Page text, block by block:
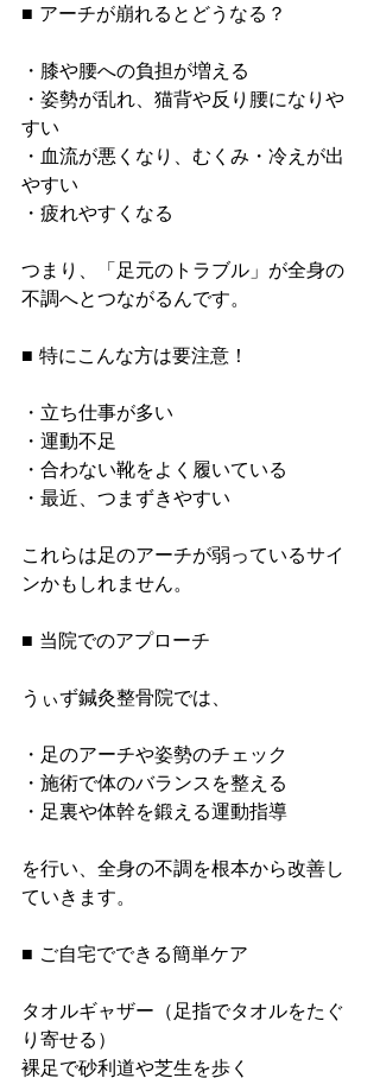
■ アーチが崩れるとどうなる？
・膝や腰への負担が増える
・姿勢が乱れ、猫背や反り腰になりや
すい
・血流が悪くなり、むくみ・冷えが出
やすい
・疲れやすくなる
つまり、「足元のトラブル」が全身の
不調へとつながるんです。
■ 特にこんな方は要注意！
・立ち仕事が多い
・運動不足
・合わない靴をよく履いている
・最近、つまずきやすい
これらは足のアーチが弱っているサイ
ンかもしれません。
■ 当院でのアプローチ
うぃず鍼灸整骨院では、
・足のアーチや姿勢のチェック
・施術で体のバランスを整える
・足裏や体幹を鍛える運動指導
を行い、全身の不調を根本から改善し
ていきます。
■ ご自宅でできる簡単ケア
タオルギャザー（足指でタオルをたぐ
り寄せる）
裸足で砂利道や芝生を歩く